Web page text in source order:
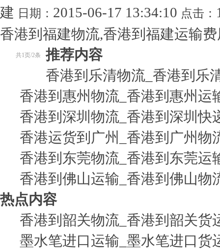
建 日期： 2015-06-17 13:34:10 点击：
香港到福建物流,香港到福建运输
共1页/2条
推荐内容
香港到乐清物流_香港到乐
香港到惠州物流_香港到惠州运
香港到深圳物流_香港到深圳快
香港运货到广州_香港到广州物
香港到东莞物流_香港到东莞运
香港到佛山运输_香港到佛山物
热点内容
香港到韶关物流_香港到韶关货
墨水笔进口运输_墨水笔进口货